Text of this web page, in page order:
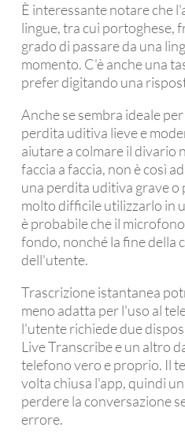
È interessante notare che
lingue, tra cui portoghese,
grado di passare da una
momento. C'è anche una
prefer digitando una
Anche se sembra ideale
perdita uditiva lieve e
aiutare a colmare il divario
faccia a faccia, non è così
una perdita uditiva grave
molto difficile utilizzarlo in
è probabile che il
fondo, nonché la fine della
dell'utente.
Trascrizione istantanea
meno adatta per l'uso al
l'utente richiede due
Live Transcribe e un altro
telefono vero e proprio. Il
volta chiusa l'app, quindi
perdere la conversazione
errore.